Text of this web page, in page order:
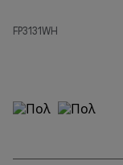
FP3131WH